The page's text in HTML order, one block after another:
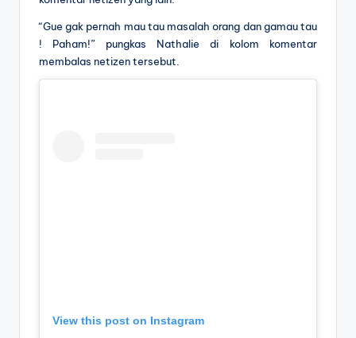
“Gue gak pernah mau tau masalah orang dan gamau tau
! Paham!” pungkas Nathalie di kolom komentar
membalas netizen tersebut.
View this post on Instagram